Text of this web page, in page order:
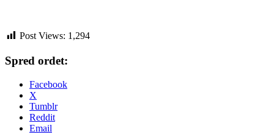
Post Views: 1,294
Spred ordet:
Facebook
X
Tumblr
Reddit
Email